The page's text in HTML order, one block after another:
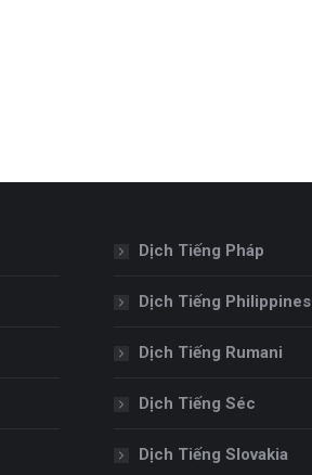
Dịch Tiếng Pháp
Dịch Tiếng Philippines
Dịch Tiếng Rumani
Dịch Tiếng Séc
Dịch Tiếng Slovakia